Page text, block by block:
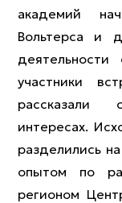
академий
Вольтерса и
участники
рассказали
интересах.
разделились
опытом по
регионом